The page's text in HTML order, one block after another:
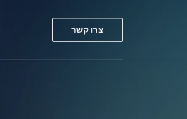
צרו קשר